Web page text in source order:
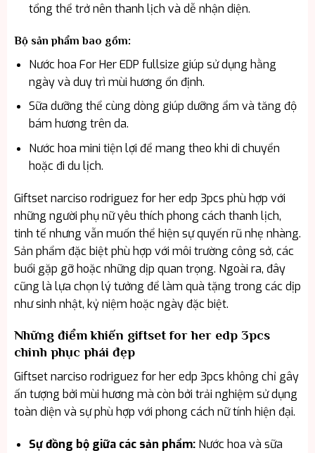
tổng thể trở nên thanh lịch và dễ nhận diện.
Bộ sản phẩm bao gồm:
Nước hoa For Her EDP fullsize giúp sử dụng hằng
ngày và duy trì mùi hương ổn định.
Sữa dưỡng thể cùng dòng giúp dưỡng ẩm và tăng độ
bám hương trên da.
Nước hoa mini tiện lợi để mang theo khi di chuyển
hoặc đi du lịch.
Giftset narciso rodriguez for her edp 3pcs phù hợp với
những người phụ nữ yêu thích phong cách thanh lịch,
tinh tế nhưng vẫn muốn thể hiện sự quyến rũ nhẹ nhàng.
Sản phẩm đặc biệt phù hợp với môi trường công sở, các
buổi gặp gỡ hoặc những dịp quan trọng. Ngoài ra, đây
cũng là lựa chọn lý tưởng để làm quà tặng trong các dịp
như sinh nhật, kỷ niệm hoặc ngày đặc biệt.
Những điểm khiến giftset for her edp 3pcs
chinh phục phái đẹp
Giftset narciso rodriguez for her edp 3pcs không chỉ gây
ấn tượng bởi mùi hương mà còn bởi trải nghiệm sử dụng
toàn diện và sự phù hợp với phong cách nữ tính hiện đại.
Sự đồng bộ giữa các sản phẩm:Nước hoa và sữa